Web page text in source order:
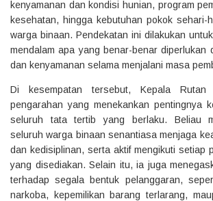
kenyamanan dan kondisi hunian, program
kesehatan, hingga kebutuhan pokok sehari-
warga binaan. Pendekatan ini dilakukan
mendalam apa yang benar-benar diperlukan
dan kenyamanan selama menjalani masa
Di kesempatan tersebut, Kepala Rutan
pengarahan yang menekankan pentingnya
seluruh tata tertib yang berlaku. Beliau
seluruh warga binaan senantiasa menjaga
dan kedisiplinan, serta aktif mengikuti setiap
yang disediakan. Selain itu, ia juga
terhadap segala bentuk pelanggaran,
narkoba, kepemilikan barang terlarang,